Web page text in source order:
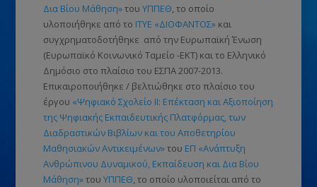
Δια Βίου Μάθηση»του ΥΠΠΕΘ, το οποίο
υλοποιήθηκε από το ΙΤΥΕ «ΔΙΟΦΑΝΤΟΣ»και
συγχρηματοδοτήθηκε από την Ευρωπαϊκή Ένωση
(Ευρωπαϊκό Κοινωνικό Ταμείο -ΕΚΤ)και το Ελληνικό
Δημόσιο στο πλαίσιο του ΕΣΠΑ 2007-2013.
Επικαιροποιήθηκε / βελτιώθηκε στο πλαίσιο του
έργου «Ψηφιακό Σχολείο ΙΙ: Επέκταση και Αξιοποίηση
της Ψηφιακής Εκπαιδευτικής Πλατφόρμας, των
Διαδραστικών Βιβλίων και του Αποθετηρίου
Μαθησιακών Αντικειμένων»του ΕΠ «Ανάπτυξη
Ανθρώπινου Δυναμικού, Εκπαίδευση και Δια Βίου
Μάθηση»του ΥΠΠΕΘ, το οποίο υλοποιείται από το